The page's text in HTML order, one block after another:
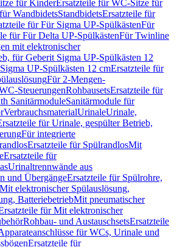
für KinderErsatzteile für WC-Sitze für
WandbidetsStandbidetsErsatzteile für
für Für Sigma UP-SpülkästenFür
für Für Delta UP-SpülkästenFür Twinline
mit elektronischer
für Geberit Sigma UP-Spülkästen 12
UP-Spülkästen 12 cmErsatzteile für
Für 2-Mengen-
SteuerungenRohbausetsErsatzteile für
SanitärmoduleSanitärmodule für
VerbrauchsmaterialUrinaleUrinale,
für Urinale, gespülter Betrieb,
Für integrierte
Ersatzteile für SpülrandlosMit
Ersatzteile für
Urinaltrennwände aus
und ÜbergängeErsatzteile für Spülrohre,
Mit elektronischer Spülauslösung,
BatteriebetriebMit pneumatischer
für Mit elektronischer
Rohbau- und AustauschsetsErsatzteile
für WCs, Urinale und
Ersatzteile für